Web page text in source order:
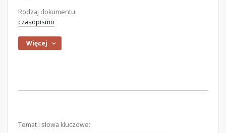
Rodzaj dokumentu:
czasopismo
Więcej
Temat i słowa kluczowe: